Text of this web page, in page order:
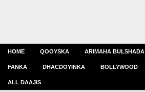
HOME QOOYSKA ARIMAHA BULSHADA
FANKA DHACDOYINKA BOLLYWOOD
ALL DAAJIS